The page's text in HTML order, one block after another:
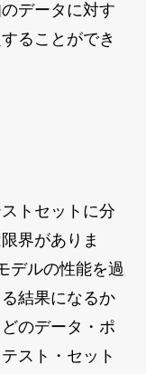
データに対す
ることができ
トセットに分
界がありま
デルの性能を過
結果になるか
のデータ・ポ
スト・セット